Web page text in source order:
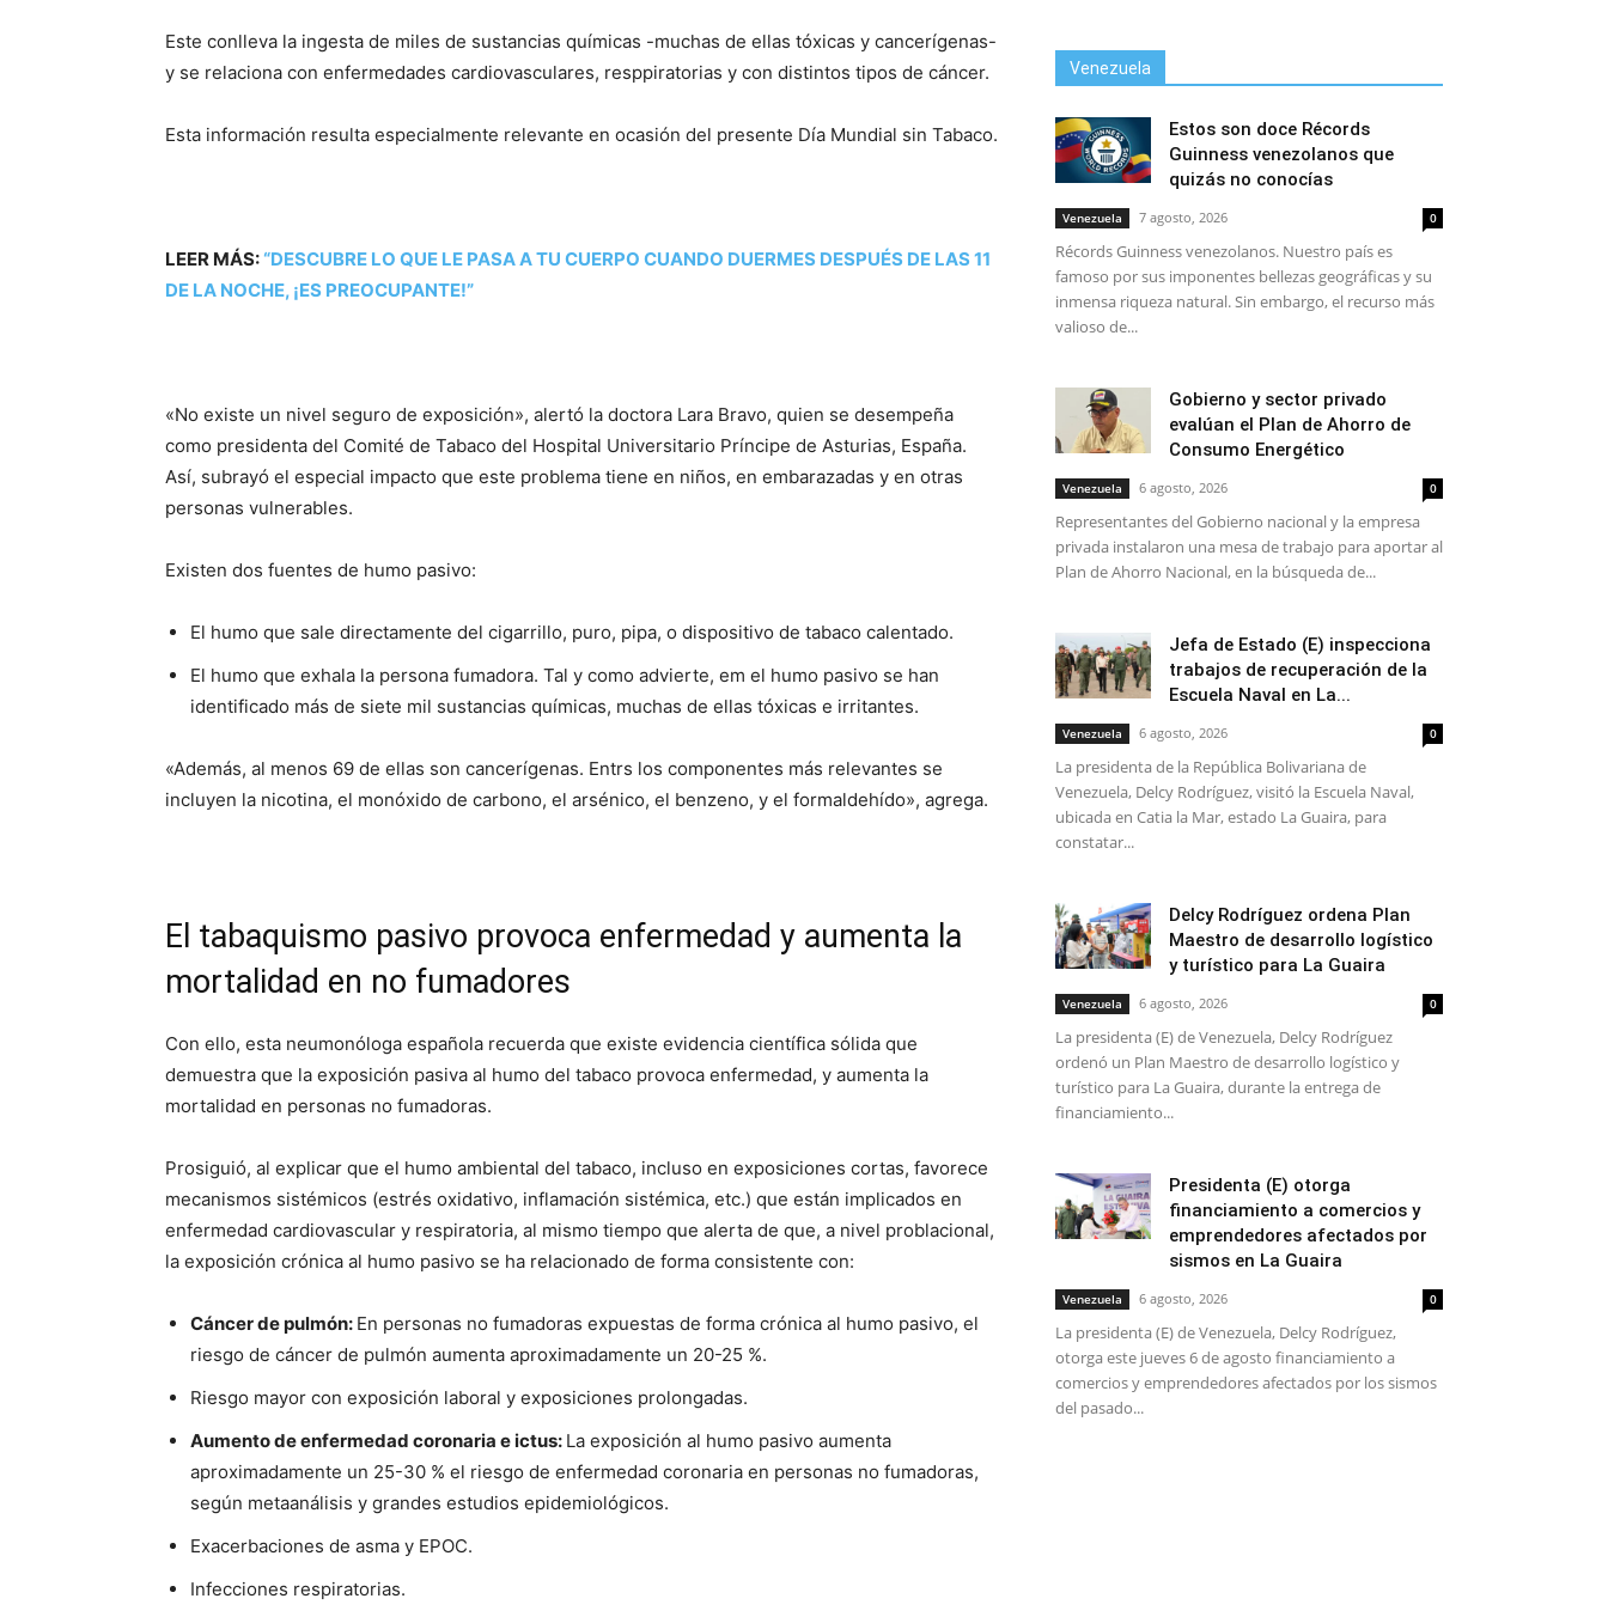
Este conlleva la ingesta de miles de sustancias químicas -muchas de ellas tóxicas y cancerígenas-
y se relaciona con enfermedades cardiovasculares, resppiratorias y con distintos tipos de cáncer.
Esta información resulta especialmente relevante en ocasión del presente Día Mundial sin Tabaco.
LEER MÁS:“DESCUBRE LO QUE LE PASA A TU CUERPO CUANDO DUERMES DESPUÉS DE LAS 11
DE LA NOCHE, ¡ES PREOCUPANTE!”
«No existe un nivel seguro de exposición», alertó la doctora Lara Bravo, quien se desempeña
como presidenta del Comité de Tabaco del Hospital Universitario Príncipe de Asturias, España.
Así, subrayó el especial impacto que este problema tiene en niños, en embarazadas y en otras
personas vulnerables.
Existen dos fuentes de humo pasivo:
El humo que sale directamente del cigarrillo, puro, pipa, o dispositivo de tabaco calentado.
El humo que exhala la persona fumadora. Tal y como advierte, em el humo pasivo se han
identificado más de siete mil sustancias químicas, muchas de ellas tóxicas e irritantes.
«Además, al menos 69 de ellas son cancerígenas. Entrs los componentes más relevantes se
incluyen la nicotina, el monóxido de carbono, el arsénico, el benzeno, y el formaldehído», agrega.
El tabaquismo pasivo provoca enfermedad y aumenta la
mortalidad en no fumadores
Con ello, esta neumonóloga española recuerda que existe evidencia científica sólida que
demuestra que la exposición pasiva al humo del tabaco provoca enfermedad, y aumenta la
mortalidad en personas no fumadoras.
Prosiguió, al explicar que el humo ambiental del tabaco, incluso en exposiciones cortas, favorece
mecanismos sistémicos (estrés oxidativo, inflamación sistémica, etc.) que están implicados en
enfermedad cardiovascular y respiratoria, al mismo tiempo que alerta de que, a nivel problacional,
la exposición crónica al humo pasivo se ha relacionado de forma consistente con:
Cáncer de pulmón: En personas no fumadoras expuestas de forma crónica al humo pasivo, el
riesgo de cáncer de pulmón aumenta aproximadamente un 20-25 %.
Riesgo mayor con exposición laboral y exposiciones prolongadas.
Aumento de enfermedad coronaria e ictus: La exposición al humo pasivo aumenta
aproximadamente un 25-30 % el riesgo de enfermedad coronaria en personas no fumadoras,
según metaanálisis y grandes estudios epidemiológicos.
Exacerbaciones de asma y EPOC.
Infecciones respiratorias.
Venezuela
Estos son doce Récords
Guinness venezolanos que
quizás no conocías
Venezuela 7 agosto, 2026 0
Récords Guinness venezolanos. Nuestro país es
famoso por sus imponentes bellezas geográficas y su
inmensa riqueza natural. Sin embargo, el recurso más
valioso de...
Gobierno y sector privado
evalúan el Plan de Ahorro de
Consumo Energético
Venezuela 6 agosto, 2026 0
Representantes del Gobierno nacional y la empresa
privada instalaron una mesa de trabajo para aportar al
Plan de Ahorro Nacional, en la búsqueda de...
Jefa de Estado (E) inspecciona
trabajos de recuperación de la
Escuela Naval en La...
Venezuela 6 agosto, 2026 0
La presidenta de la República Bolivariana de
Venezuela, Delcy Rodríguez, visitó la Escuela Naval,
ubicada en Catia la Mar, estado La Guaira, para
constatar...
Delcy Rodríguez ordena Plan
Maestro de desarrollo logístico
y turístico para La Guaira
Venezuela 6 agosto, 2026 0
La presidenta (E) de Venezuela, Delcy Rodríguez
ordenó un Plan Maestro de desarrollo logístico y
turístico para La Guaira, durante la entrega de
financiamiento...
Presidenta (E) otorga
financiamiento a comercios y
emprendedores afectados por
sismos en La Guaira
Venezuela 6 agosto, 2026 0
La presidenta (E) de Venezuela, Delcy Rodríguez,
otorga este jueves 6 de agosto financiamiento a
comercios y emprendedores afectados por los sismos
del pasado...